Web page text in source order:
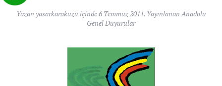
Yazan yasarkarakuzu içinde6 Temmuz 2011. Yayınlanan Anadolu
Genel Duyurular